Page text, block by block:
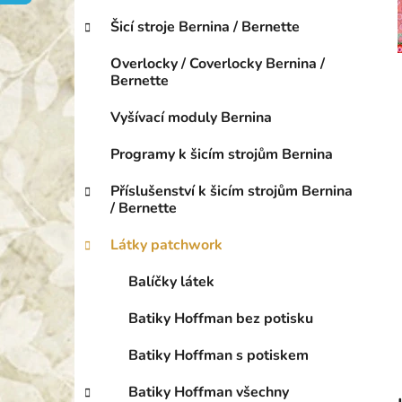
a
e
o
i
Šicí stroje Bernina / Bernette
Overlocky / Coverlocky Bernina /
Bernette
Vyšívací moduly Bernina
Programy k šicím strojům Bernina
Příslušenství k šicím strojům Bernina
/ Bernette
Látky patchwork
Balíčky látek
Batiky Hoffman bez potisku
Batiky Hoffman s potiskem
Batiky Hoffman všechny